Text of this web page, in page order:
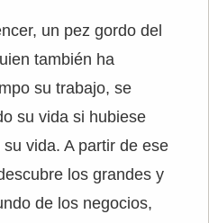
un pez gordo del
también ha
su trabajo, se
su vida si hubiese
vida. A partir de ese
los grandes y
de los negocios,